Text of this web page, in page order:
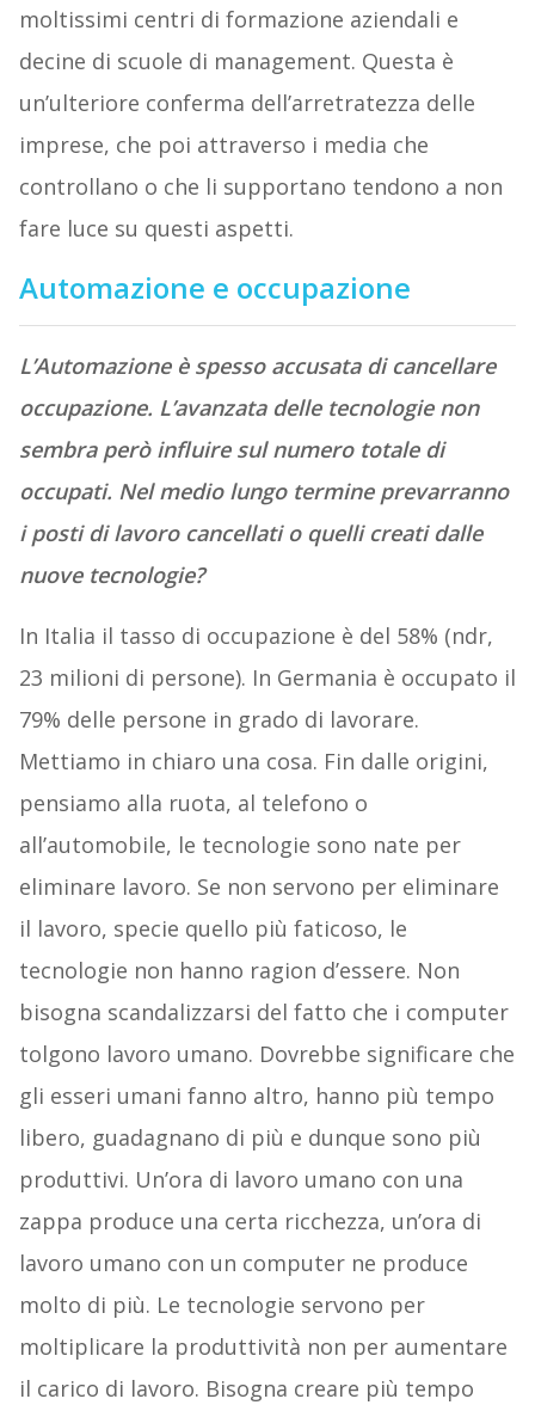
moltissimi centri di formazione aziendali e
decine di scuole di management. Questa è
un’ulteriore conferma dell’arretratezza delle
imprese, che poi attraverso i media che
controllano o che li supportano tendono a non
fare luce su questi aspetti.
Automazione e occupazione
L’Automazione è spesso accusata di cancellare
occupazione. L’avanzata delle tecnologie non
sembra però influire sul numero totale di
occupati. Nel medio lungo termine prevarranno
i posti di lavoro cancellati o quelli creati dalle
nuove tecnologie?
In Italia il tasso di occupazione è del 58% (ndr,
23 milioni di persone). In Germania è occupato il
79% delle persone in grado di lavorare.
Mettiamo in chiaro una cosa. Fin dalle origini,
pensiamo alla ruota, al telefono o
all’automobile, le tecnologie sono nate per
eliminare lavoro. Se non servono per eliminare
il lavoro, specie quello più faticoso, le
tecnologie non hanno ragion d’essere. Non
bisogna scandalizzarsi del fatto che i computer
tolgono lavoro umano. Dovrebbe significare che
gli esseri umani fanno altro, hanno più tempo
libero, guadagnano di più e dunque sono più
produttivi. Un’ora di lavoro umano con una
zappa produce una certa ricchezza, un’ora di
lavoro umano con un computer ne produce
molto di più. Le tecnologie servono per
moltiplicare la produttività non per aumentare
il carico di lavoro. Bisogna creare più tempo